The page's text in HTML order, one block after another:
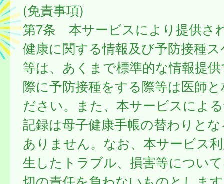
(免責事項)
第7条 本サービスにより提供さ
健康に関する情報及び予防接種
等は、あくまで標準的な情報提
際に予防接種をする際等は医師
ださい。また、本サービスによ
記録は母子健康手帳の替わりと
ありません。なお、本サービス
生したトラブル、損害等につい